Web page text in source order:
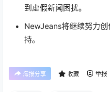
到虚假新闻困扰。
NewJeans将继续努力
持。
海报分享 收藏 举报